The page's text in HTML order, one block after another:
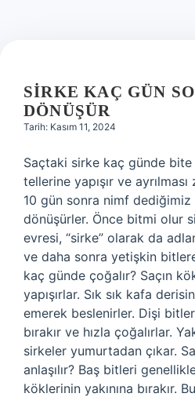
SIRKE KAÇ GÜN
DÖNÜŞÜR
Tarih: Kasım 11, 2024
Saçtaki sirke kaç günde
tellerine yapışır ve
10 gün sonra nimf
dönüşürler. Önce bitmi olur
evresi, “sirke” olarak da
ve daha sonra yetişkin
kaç günde çoğalır? Saçın
yapışırlar. Sık sık kafa
emerek beslenirler. Dişi
bırakır ve hızla çoğalırlar.
sirkeler yumurtadan çıkar.
anlaşılır? Baş bitleri
köklerinin yakınına bırakır.